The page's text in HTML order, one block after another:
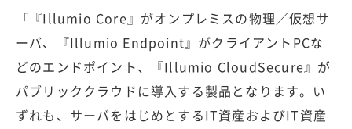
「『Illumio Core』がオンプレミスの物理／仮想サ
ーバ、『Illumio Endpoint』がクライアントPCな
どのエンドポイント、『Illumio CloudSecure』が
パブリッククラウドに導入する製品となります。い
ずれも、サーバをはじめとするIT資産およびIT資産